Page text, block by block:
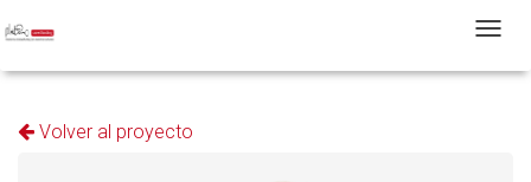
T
Volver al proyecto